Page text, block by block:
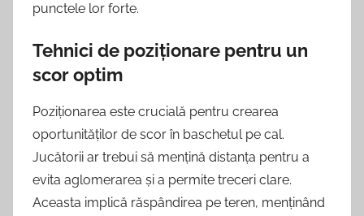
punctele lor forte.
Tehnici de poziționare pentru un
scor optim
Poziționarea este crucială pentru crearea
oportunităților de scor în baschetul pe cal.
Jucătorii ar trebui să mențină distanța pentru a
evita aglomerarea și a permite treceri clare.
Aceasta implică răspândirea pe teren, menținând